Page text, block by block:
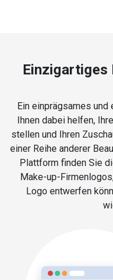
Einzigartiges
Ein einprägsames
Ihnen dabei helfen,
stellen und Ihren
einer Reihe anderer
Plattform finden Sie
Make-up-
Logo entwerfen